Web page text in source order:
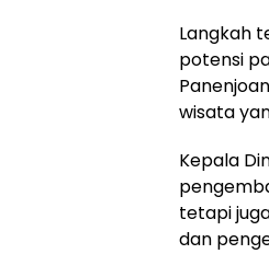
Langkah
potensi
wisata
Kepala
tetapi
dan